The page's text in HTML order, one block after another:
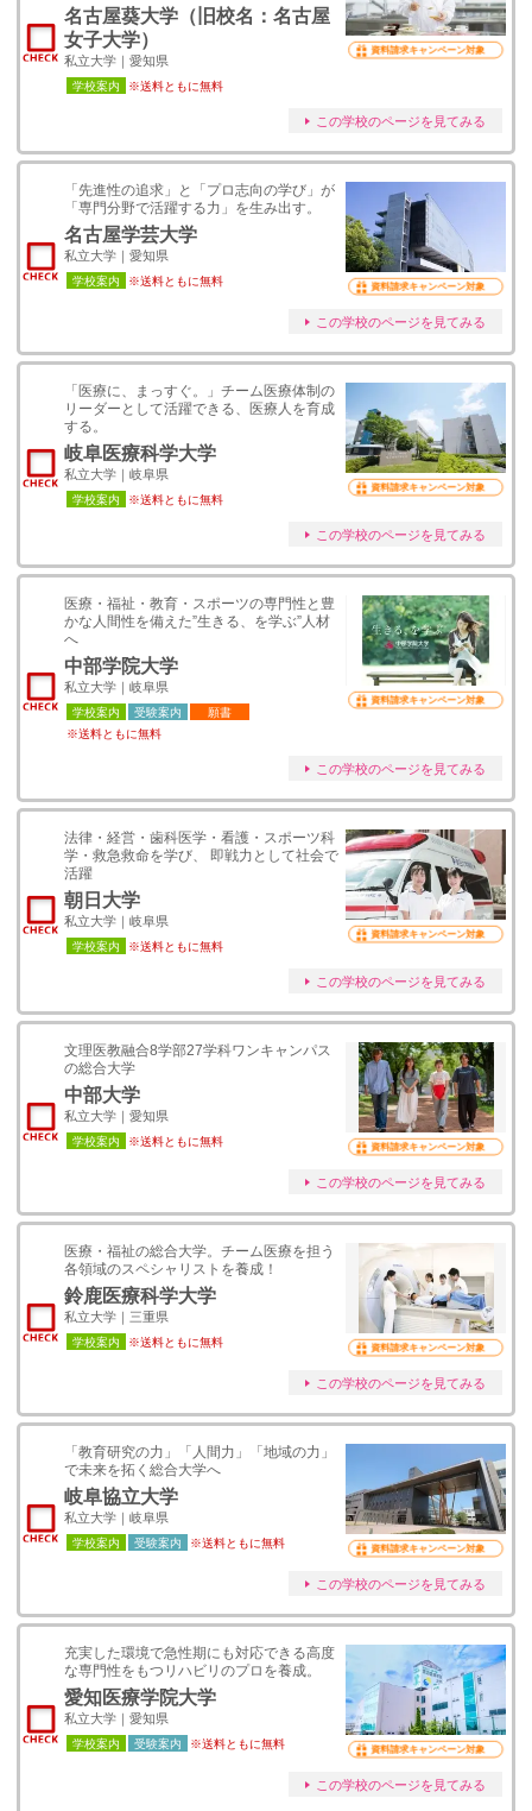
名古屋葵大学（旧校名：名古屋
女子大学）
私立大学｜愛知県
学校案内 ※送料ともに無料
資料請求キャンペーン対象
この学校のページを見てみる
「先進性の追求」と「プロ志向の学び」が
「専門分野で活躍する力」を生み出す。
名古屋学芸大学
私立大学｜愛知県
学校案内 ※送料ともに無料 資料請求キャンペーン対象
この学校のページを見てみる
「医療に、まっすぐ。」チーム医療体制の
リーダーとして活躍できる、医療人を育成
する。
岐阜医療科学大学
私立大学｜岐阜県
学校案内 ※送料ともに無料
資料請求キャンペーン対象
この学校のページを見てみる
医療・福祉・教育・スポーツの専門性と豊
かな人間性を備えた”生きる、を学ぶ”人材
へ
中部学院大学
私立大学｜岐阜県
学校案内 受験案内
願書
※送料ともに無料
資料請求キャンペーン対象
この学校のページを見てみる
法律・経営・歯科医学・看護・スポーツ科
学・救急救命を学び、 即戦力として社会で
活躍
朝日大学
私立大学｜岐阜県
学校案内 ※送料ともに無料
資料請求キャンペーン対象
この学校のページを見てみる
文理医教融合8学部27学科ワンキャンパス
の総合大学
中部大学
私立大学｜愛知県
学校案内 ※送料ともに無料 資料請求キャンペーン対象
この学校のページを見てみる
医療・福祉の総合大学。チーム医療を担う
各領域のスペシャリストを養成！
鈴鹿医療科学大学
私立大学｜三重県
学校案内 ※送料ともに無料 資料請求キャンペーン対象
この学校のページを見てみる
「教育研究の⼒」「⼈間⼒」「地域の⼒」
で未来を拓く総合⼤学へ
岐阜協立大学
私立大学｜岐阜県
学校案内 受験案内 ※送料ともに無料 資料請求キャンペーン対象
この学校のページを見てみる
充実した環境で急性期にも対応できる高度
な専門性をもつリハビリのプロを養成。
愛知医療学院大学
私立大学｜愛知県
学校案内 受験案内 ※送料ともに無料 資料請求キャンペーン対象
この学校のページを見てみる